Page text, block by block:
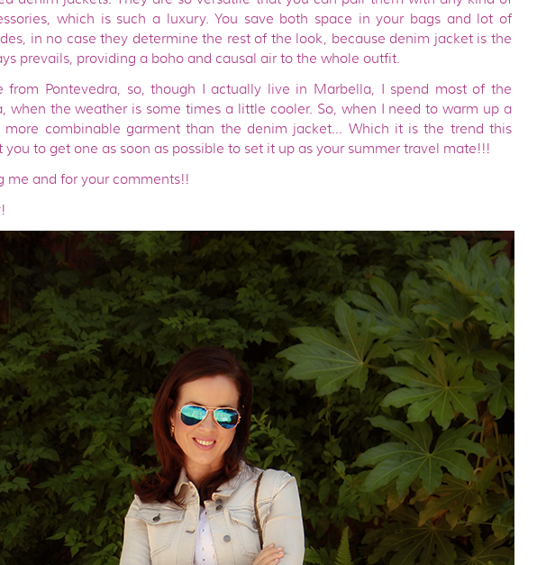
which is such a luxury. You save both space in your bags and lot of
in no case they determine the rest of the look, because denim jacket is the
prevails, providing a boho and causal air to the whole outfit.
from Pontevedra, so, though I actually live in Marbella, I spend most of the
when the weather is some times a little cooler. So, when I need to warm up a
combinable garment than the denim jacket… Which it is the trend this
you to get one as soon as possible to set it up as your summer travel mate!!!
me and for your comments!!